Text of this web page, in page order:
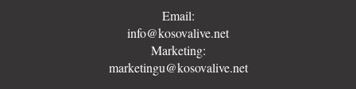
Email:
info@kosovalive.net
Marketing:
marketingu@kosovalive.net